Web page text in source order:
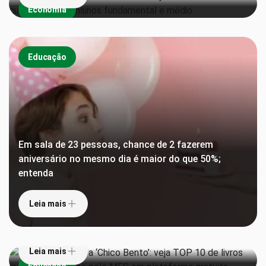
Economia
Educação
Em sala de 23 pessoas, chance de 2 fazerem
aniversário no mesmo dia é maior do que 50%;
entenda
Leia mais
De ‘Torto Arado’ a ‘Chico Bento’: veja TOP 10 de
livros mais emprestados pelo MEC em plataforma
gratuita
Leia mais
De piada em jornal a termo universal: como ‘OK’ se